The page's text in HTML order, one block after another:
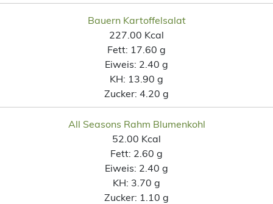
Bauern Kartoffelsalat
227.00 Kcal
Fett: 17.60 g
Eiweis: 2.40 g
KH: 13.90 g
Zucker: 4.20 g
All Seasons Rahm Blumenkohl
52.00 Kcal
Fett: 2.60 g
Eiweis: 2.40 g
KH: 3.70 g
Zucker: 1.10 g